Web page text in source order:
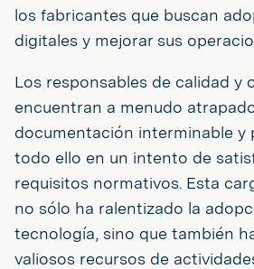
los fabricantes que buscan
digitales y mejorar sus
Los responsables de calidad y
encuentran a menudo
documentación interminable y
todo ello en un intento de
requisitos normativos. Esta
no sólo ha ralentizado la
tecnología, sino que también
valiosos recursos de